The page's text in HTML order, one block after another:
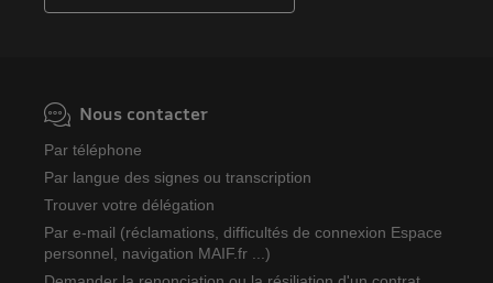
Nous contacter
Par téléphone
Par langue des signes ou transcription
Trouver votre délégation
Par e-mail (réclamations, difficultés de connexion Espace
personnel, navigation MAIF.fr ...)